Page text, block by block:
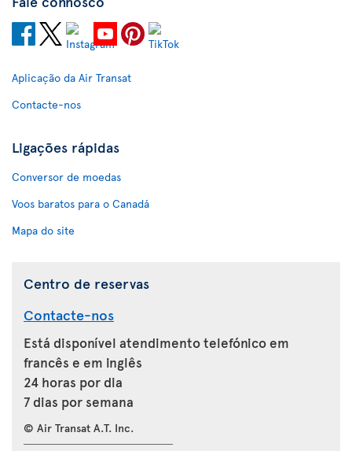
Aplicação da Air Transat
Contacte-nos
Ligações rápidas
Conversor de moedas
Voos baratos para o Canadá
Mapa do site
Centro de reservas
Contacte-nos
Está disponível atendimento telefónico em
francês e em inglês
24 horas por dia
7 dias por semana
© Air Transat A.T. Inc.